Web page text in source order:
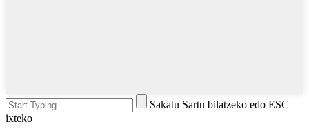
Sakatu Sartu bilatzeko edo ESC
ixteko